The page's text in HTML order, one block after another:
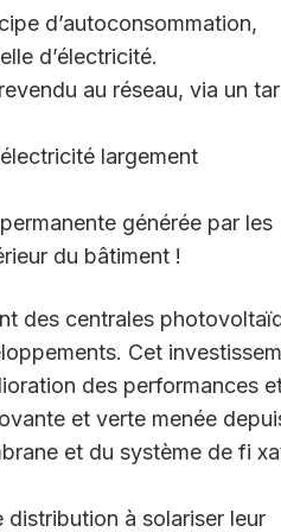
d’autoconsommation,
d’électricité.
au réseau, via un
largement
générée par les
du bâtiment !
des centrales
Cet
des performances
et verte menée
et du système de fi
distribution à solariser leur